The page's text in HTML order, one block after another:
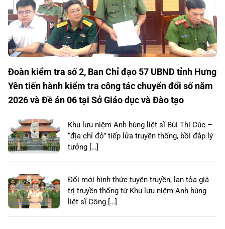
Đoàn kiểm tra số 2, Ban Chỉ đạo 57 UBND tỉnh Hưng
Yên tiến hành kiểm tra công tác chuyển đổi số năm
2026 và Đề án 06 tại Sở Giáo dục và Đào tạo
Khu lưu niệm Anh hùng liệt sĩ Bùi Thị Cúc –
“địa chỉ đỏ” tiếp lửa truyền thống, bồi đắp lý
tưởng […]
Đổi mới hình thức tuyên truyền, lan tỏa giá
trị truyền thống từ Khu lưu niệm Anh hùng
liệt sĩ Công […]